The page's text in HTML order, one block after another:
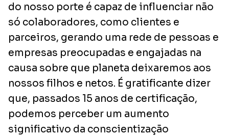
do nosso porte é capaz de influenciar não
só colaboradores, como clientes e
parceiros, gerando uma rede de pessoas e
empresas preocupadas e engajadas na
causa sobre que planeta deixaremos aos
nossos filhos e netos. É gratificante dizer
que, passados 15 anos de certificação,
podemos perceber um aumento
significativo da conscientização